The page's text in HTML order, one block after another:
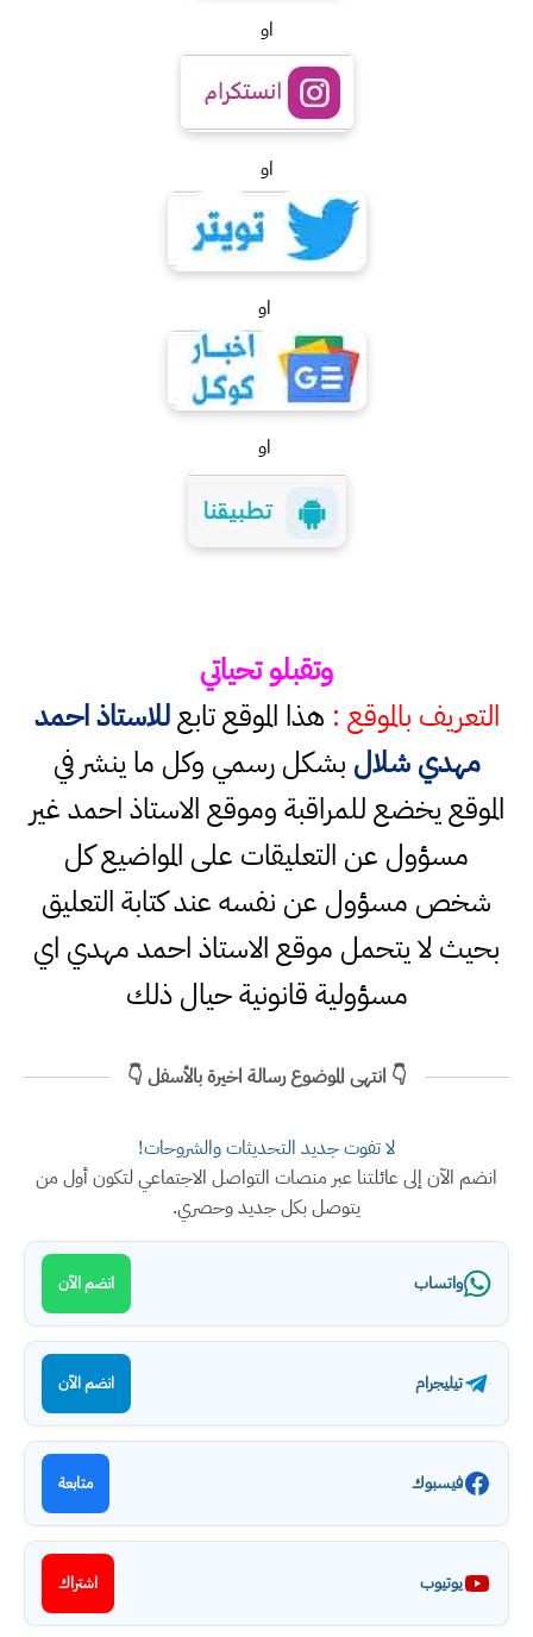
او
او
او
او
وتقبلو تحياتي
التعريف بالموقع : هذا الموقع تابعللاستاذ احمد
مهدي شلال بشكل رسمي وكل ما ينشر في
الموقع يخضع للمراقبة وموقع الاستاذ احمد غير
مسؤول عن التعليقات على المواضيع كل
شخص مسؤول عن نفسه عند كتابة التعليق
بحيث لا يتحمل موقع الاستاذ احمد مهدي اي
مسؤولية قانونية حيال ذلك
👇 انتهى الموضوع رسالة اخيرة بالأسفل 👇
لا تفوت جديد التحديثات والشروحات!
انضم الآن إلى عائلتنا عبر منصات التواصل الاجتماعي لتكون أول من
يتوصل بكل جديد وحصري.
واتساب انضم الآن
تيليجرام انضم الآن
فيسبوك متابعة
يوتيوب اشتراك